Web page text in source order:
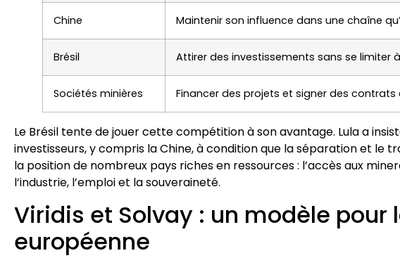
Chine Maintenir son influence dans une chaîne
Brésil Attirer des investissements sans se limiter
Sociétés minières Financer des projets et signer des
Le Brésil tente de jouer cette compétition à son avantage. Lula a
investisseurs, y compris la Chine, à condition que la séparation et le
la position de nombreux pays riches en ressources : l’accès aux
l’industrie, l’emploi et la souveraineté.
Viridis et Solvay : un modèle pour
européenne